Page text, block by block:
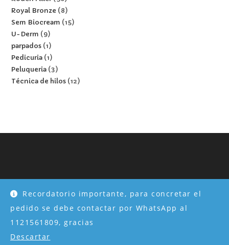
Recordatorio importante, para concretar el
pedido se debe contactar por WhatsApp al
1121561809, gracias
Descartar
Royal Bronze
8
Sem Biocream
15
U-Derm
9
parpados 1
Pedicuria 1
Peluqueria 3
Técnica de hilos 12
Inicio Tienda Nosotros Mi cuenta
Formulario Profesional
Capacitaciones
Protocolos
Desarrollado por Webmannager.com